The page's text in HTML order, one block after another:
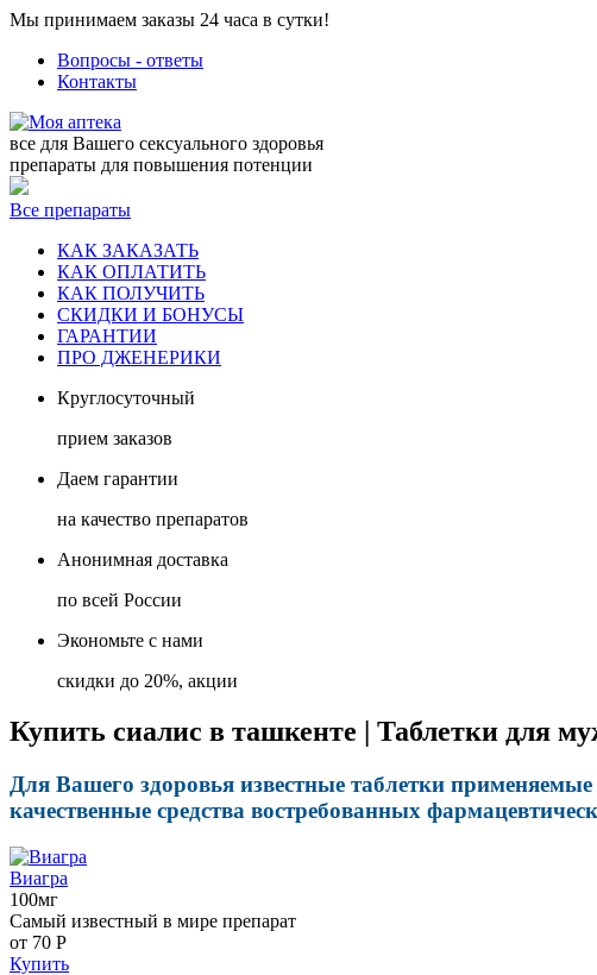
Мы принимаем заказы 24 часа в сутки!
Вопросы - ответы
Контакты
все для Вашего сексуального здоровья
препараты для повышения потенции
Все препараты
КАК ЗАКАЗАТЬ
КАК ОПЛАТИТЬ
КАК ПОЛУЧИТЬ
СКИДКИ И БОНУСЫ
ГАРАНТИИ
ПРО ДЖЕНЕРИКИ
Круглосуточный
прием заказов
Даем гарантии
на качество препаратов
Анонимная доставка
по всей России
Экономьте с нами
скидки до 20%, акции
Купить сиалис в ташкенте | Таблетки для
Для Вашего здоровья известные таблетки
качественные средства востребованных
Виагра
100мг
Самый известный в мире препарат
от 70 Р
Купить